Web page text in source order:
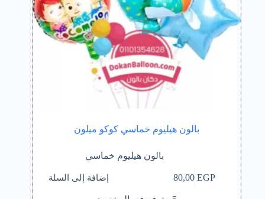
بالون هيليوم خماسي كوكو ميلون
بالون هيليوم خماسي
80,00EGP إضافة إلى السلة